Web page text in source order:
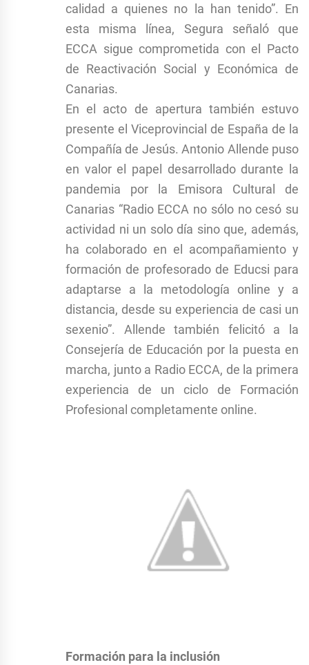
calidad a quienes no la han tenido”. En
esta misma línea, Segura señaló que
ECCA sigue comprometida con el Pacto
de Reactivación Social y Económica de
Canarias.
En el acto de apertura también estuvo
presente el Viceprovincial de España de la
Compañía de Jesús. Antonio Allende puso
en valor el papel desarrollado durante la
pandemia por la Emisora Cultural de
Canarias “Radio ECCA no sólo no cesó su
actividad ni un solo día sino que, además,
ha colaborado en el acompañamiento y
formación de profesorado de Educsi para
adaptarse a la metodología online y a
distancia, desde su experiencia de casi un
sexenio”. Allende también felicitó a la
Consejería de Educación por la puesta en
marcha, junto a Radio ECCA, de la primera
experiencia de un ciclo de Formación
Profesional completamente online.
Formación para la inclusión